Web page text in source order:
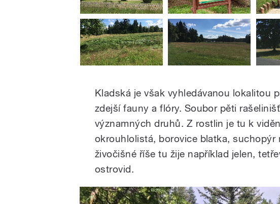
Kladská je však vyhledávanou lokalitou
zdejší fauny a flóry. Soubor pěti
významných druhů. Z rostlin je tu k
okrouhlolistá, borovice blatka, suchopýr
živočišné říše tu žije například jelen,
ostrovid.